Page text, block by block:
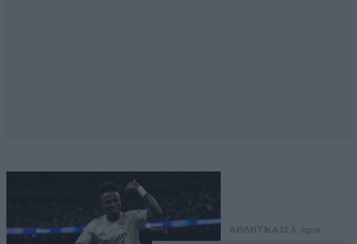
ΑΘΛΗΤΙΚΑ 13 λ. πριν